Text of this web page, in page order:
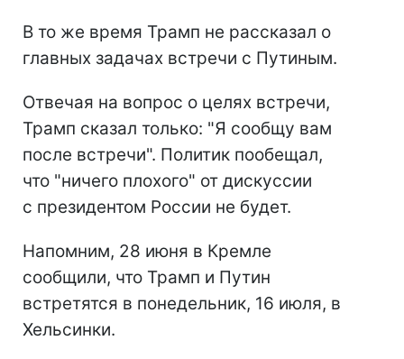
В то же время Трамп не рассказал о
главных задачах встречи с Путиным.
Отвечая на вопрос о целях встречи,
Трамп сказал только: "Я сообщу вам
после встречи". Политик пообещал,
что "ничего плохого" от дискуссии
с президентом России не будет.
Напомним, 28 июня в Кремле
сообщили, что Трамп и Путин
встретятся в понедельник, 16 июля, в
Хельсинки.